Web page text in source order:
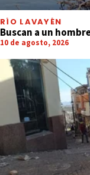
RÍO LAVAYÉN
Buscan a un
10 de agosto, 2026